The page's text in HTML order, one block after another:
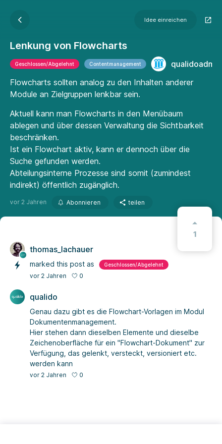
Idee einreichen
Lenkung von Flowcharts
Geschlossen/Abgelehnt Contentmanagement
qualidoadmin
Flowcharts sollten analog zu den Inhalten anderer
Module an Zielgruppen lenkbar sein.
Aktuell kann man Flowcharts in den Menübaum
ablegen und über dessen Verwaltung die Sichtbarkeit
beschränken.
Ist ein Flowchart aktiv, kann er dennoch über die
Suche gefunden werden.
Abteilungsinterne Prozesse sind somit (zumindest
indirekt) öffentlich zugänglich.
vor 2 Jahren Abonnieren teilen
1
thomas_lachauer
marked this post as Geschlossen/Abgelehnt
vor 2 Jahren 0
qualido
Genau dazu gibt es die Flowchart-Vorlagen im Modul
Dokumentenmanagement.
Hier stehen dann dieselben Elemente und dieselbe
Zeichenoberfläche für ein "Flowchart-Dokument" zur
Verfügung, das gelenkt, versteckt, versioniert etc.
werden kann
vor 2 Jahren 0